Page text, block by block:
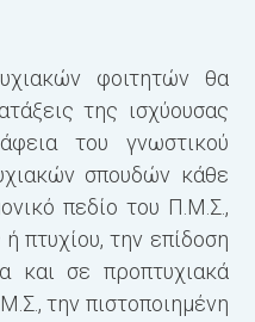
φοιτητών θα
της ισχύουσας
του γνωστικού
σπουδών κάθε
πεδίο του Π.Μ.Σ.,
πτυχίου, την επίδοση
και σε προπτυχιακά
την πιστοποιημένη